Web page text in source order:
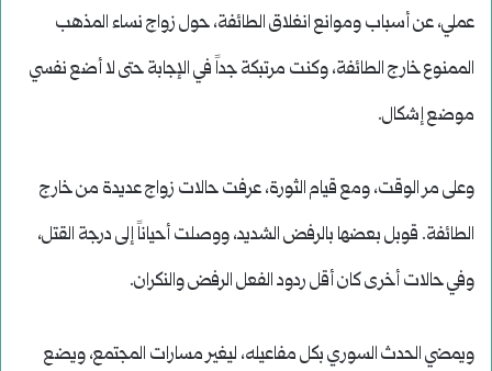
عملي، عن أسباب وموانع انغلاق الطائفة، حول زواج نساء المذهب
الممنوع خارج الطائفة، وكنت مرتبكة جداً في الإجابة حتى لا أضع نفسي
موضع إشكال.
وعلى مر الوقت، ومع قيام الثورة، عرفت حالات زواج عديدة من خارج
الطائفة. قوبل بعضها بالرفض الشديد، ووصلت أحياناً إلى درجة القتل،
وفي حالات أخرى كان أقل ردود الفعل الرفض والنكران.
ويمضي الحدث السوري بكل مفاعيله، ليغير مسارات المجتمع، ويضع